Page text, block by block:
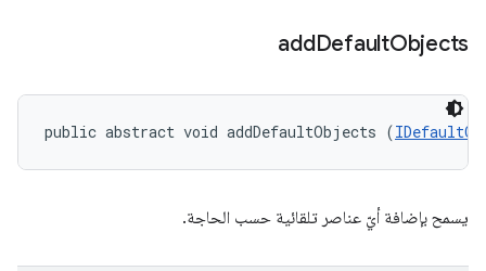
addDefaultObjects
public abstract void addDefaultObjects (
يسمح بإضافة أيّ عناصر تلقائية حسب الحاجة.